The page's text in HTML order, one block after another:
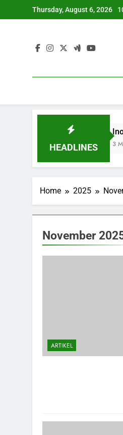
to
Thursday, August 6, 2026
HEADLINES
Inovasi
3 Months Ago
Home 2025
November
ARTIKEL